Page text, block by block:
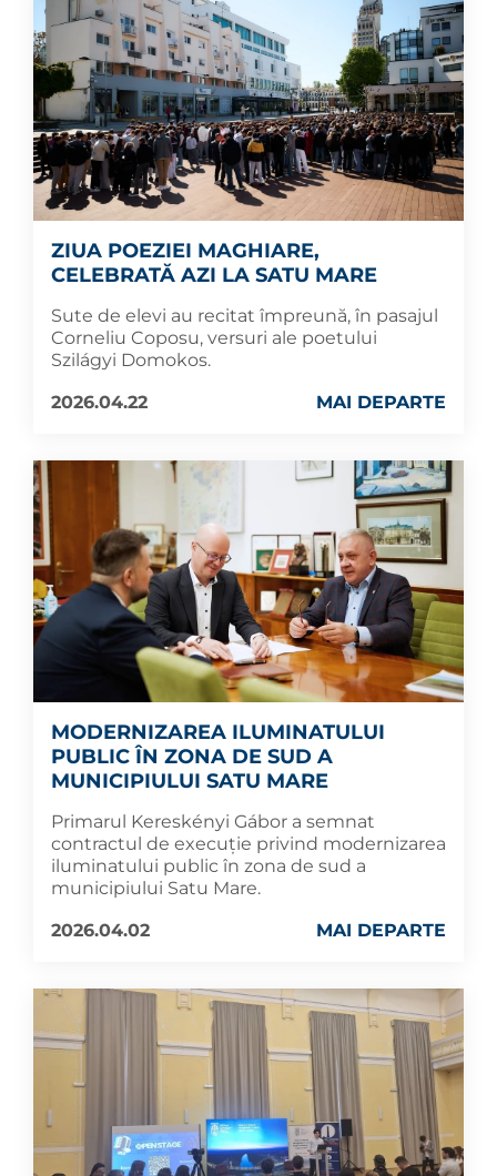
ZIUA POEZIEI MAGHIARE,
CELEBRATĂ AZI LA SATU MARE
Sute de elevi au recitat împreună, în pasajul
Corneliu Coposu, versuri ale poetului
Szilágyi Domokos.
2026.04.22
MAI DEPARTE
MODERNIZAREA ILUMINATULUI
PUBLIC ÎN ZONA DE SUD A
MUNICIPIULUI SATU MARE
Primarul Kereskényi Gábor a semnat
contractul de execuție privind modernizarea
iluminatului public în zona de sud a
municipiului Satu Mare.
2026.04.02
MAI DEPARTE